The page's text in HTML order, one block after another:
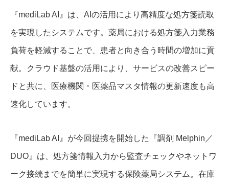
『mediLab AI』は、AIの活用により高精度な処方箋読取
を実現したシステムです。薬局における処方箋入力業務
負荷を軽減することで、患者と向き合う時間の増加に貢
献。クラウド基盤の活用により、サービスの改善スピー
ドと共に、医療機関・医薬品マスタ情報の更新速度も高
速化しています。
『mediLab AI』が今回提携を開始した『調剤 Melphin／
DUO』は、処方箋情報入力から監査チェックやネットワ
ーク接続までを簡単に実現する保険薬局システム。在庫